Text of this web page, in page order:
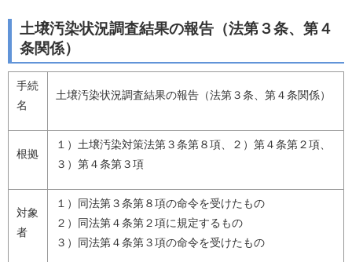
土壌汚染状況調査結果の報告（法第３条、第４
条関係）
手続
名
土壌汚染状況調査結果の報告（法第３条、第４条関係）
根拠
１）土壌汚染対策法第３条第８項、２）第４条第２項、
３）第４条第３項
対象
者
１）同法第３条第８項の命令を受けたもの
２）同法第４条第２項に規定するもの
３）同法第４条第３項の命令を受けたもの